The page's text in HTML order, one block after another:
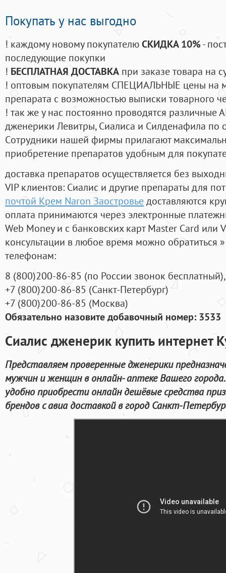
Покупать у нас выгодно
! каждому новому покупателюСКИДКА 10%-
последующие покупки
! БЕСПЛАТНАЯ ДОСТАВКА при заказе товара на
! оптовым покупателям СПЕЦИАЛЬНЫЕ цены на
препарата с возможностью выписки товарного
! так же у нас постоянно проводятся
дженерики Левитры, Сиалиса и Силденафила по
Cотрудники нашей фирмы прилагают
приобретение препаратов удобным для
доставка препаратов осуществляется без
VIP клиентов: Сиалис и другие препараты для
почтой Крем Naron Заостровьедоставляются
оплата принимаются через электронные
Web Money и с банковских карт Master Card или
консультации в любое время можно обратиться
телефонам:
8 (800)200-86-85 (по России звонок бесплатный),
+7 (800)200-86-85 (Санкт-Петербург)
+7 (800)200-86-85 (Москва)
Обязательно назовите добавочный номер: 3533
Сиалис дженерик купить интернет
Представляем проверенные дженерики
мужчин и женщин в онлайн- аптеке Вашего
удобно приобрести онлайн дешёвые средства
брендов с авиа доставкой в город Санкт-